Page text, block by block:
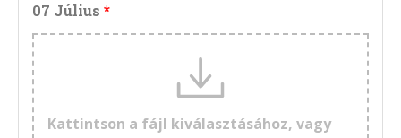
07 Július
Kattintson a fájl kiválasztásához, vagy